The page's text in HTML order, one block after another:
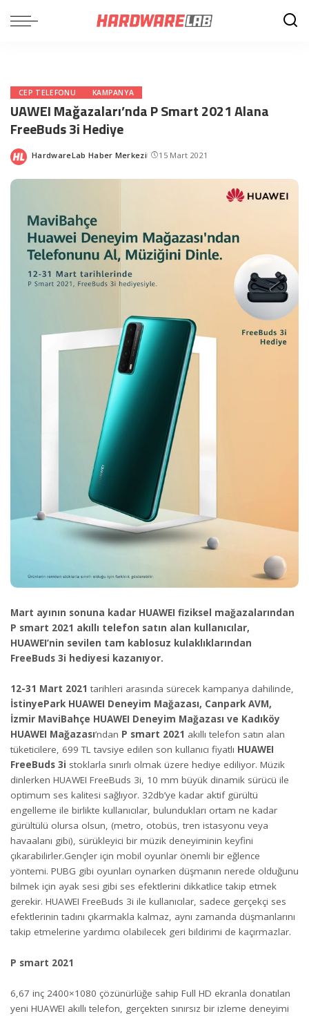
CEP TELEFONU KAMPANYA
UAWEI Mağazaları’nda P Smart 2021 Alana
FreeBuds 3i Hediye
Posted
HardwareLab Haber Merkezi 15 Mart 2021
Mart ayının sonuna kadar HUAWEI fiziksel mağazalarından
P smart 2021 akıllı telefon satın alan kullanıcılar,
HUAWEI’nin sevilen tam kablosuz kulaklıklarından
FreeBuds 3i hediyesi kazanıyor.
12-31 Mart 2021 tarihleri arasında sürecek kampanya dahilinde,
İstinyePark HUAWEI Deneyim Mağazası, Canpark AVM,
İzmir MaviBahçe HUAWEI Deneyim Mağazası ve Kadıköy
HUAWEI Mağazası’ndan P smart 2021 akıllı telefon satın alan
tüketicilere, 699 TL tavsiye edilen son kullanıcı fiyatlı HUAWEI
FreeBuds 3i stoklarla sınırlı olmak üzere hediye ediliyor. Müzik
dinlerken HUAWEI FreeBuds 3i, 10 mm büyük dinamik sürücü ile
optimum ses kalitesi sağlıyor. 32db’ye kadar aktif gürültü
engelleme ile birlikte kullanıcılar, bulundukları ortam ne kadar
gürültülü olursa olsun, (metro, otobüs, tren istasyonu veya
havaalanı gibi), sürükleyici bir müzik deneyiminin keyfini
çıkarabilirler.Gençler için mobil oyunlar önemli bir eğlence
yöntemi. PUBG gibi oyunları oynarken düşmanın nerede olduğunu
bilmek için ayak sesi gibi ses efektlerini dikkatlice takip etmek
gerekir. HUAWEI FreeBuds 3i ile kullanıcılar, sadece gerçekçi ses
efektlerinin tadını çıkarmakla kalmaz, aynı zamanda düşmanlarını
takip etmelerine yardımcı olabilecek geri bildirimi de kaçırmazlar.
P smart 2021
6,67 inç 2400×1080 çözünürlüğe sahip Full HD ekranla donatılan
yeni HUAWEI akıllı telefon, gerçekten sınırsız bir izleme deneyimi